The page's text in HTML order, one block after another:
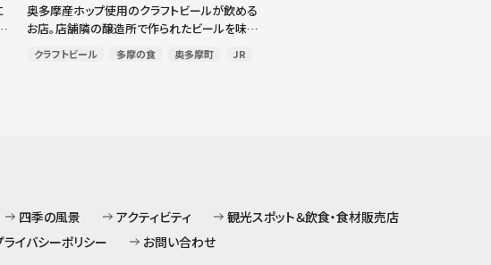
奥多摩産ホップ使用のクラフトビールが飲める
お店。店舗隣の醸造所で作られたビールを味わ
えます。「自家製ビールのオニオンリング」や「と
りはむ奥多摩産わさび醬油添え」などの充実の
クラフトビール 多摩の食 奥多摩町 JR
四季の風景 アクティビティ
観光スポット＆飲食・食材販売店
ライバシーポリシー お問い合わせ